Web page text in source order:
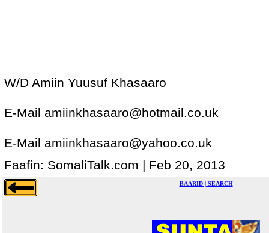
W/D Amiin Yuusuf Khasaaro
E-Mail amiinkhasaaro@hotmail.co.uk
E-Mail amiinkhasaaro@yahoo.co.uk
Faafin: SomaliTalk.com | Feb 20, 2013
BAARID | SEARCH